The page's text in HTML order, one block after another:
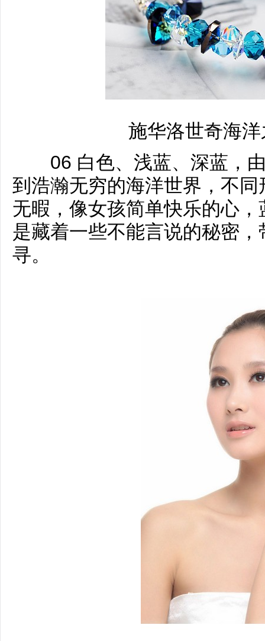
施华洛世奇海
06 白色、浅蓝、深蓝，由
到浩瀚无穷的海洋世界，不
无暇，像女孩简单快乐的心
是藏着一些不能言说的秘密
寻。